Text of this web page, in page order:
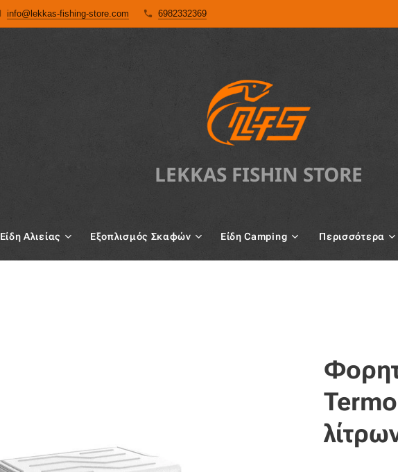
info@lekkas-fishing-store.com 6982332369
LEKKAS FISHIN STORE
Είδη Αλιείας Εξoπλισμός Σκαφών Είδη Camping Περισσότερα